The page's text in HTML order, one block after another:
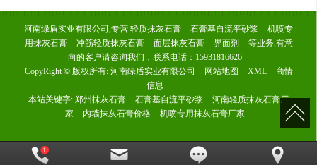
河南绿盾实业有限公司,专营 轻质抹灰石膏 石膏基自流平砂浆
机喷专
用抹灰石膏
冲筋轻质抹灰石膏 面层抹灰石膏 界面剂
等业务,有意
向的客户请咨询我们，联系电话： 15931816626
CopyRight © 版权所有: 河南绿盾实业有限公司 网站地图 XML
商情
信息
本站关键字: 郑州抹灰石膏 石膏基自流平砂浆
河南轻质抹灰石膏厂
家
内墙抹灰石膏价格 机喷专用抹灰石膏厂家